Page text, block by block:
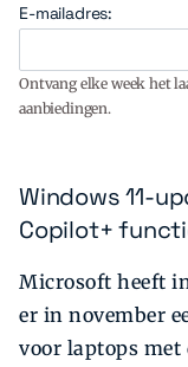
E-mailadres:
Ontvang elke week het
aanbiedingen.
Windows 11-
Copilot+
Microsoft heeft
er in november
voor laptops